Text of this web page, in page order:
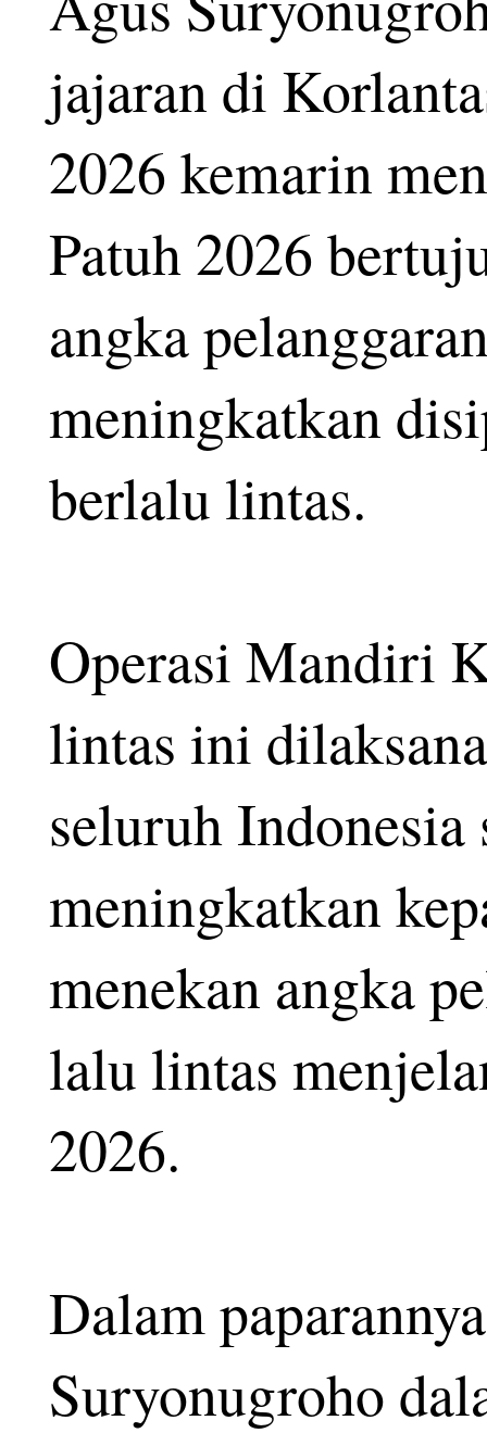
jajaran di
2026 kemarin
Patuh 2026
angka
meningkatkan
berlalu lintas.
Operasi Mandiri
lintas ini
seluruh Indonesia
meningkatkan
menekan angka
lalu lintas
2026.
Dalam
Suryonugroho